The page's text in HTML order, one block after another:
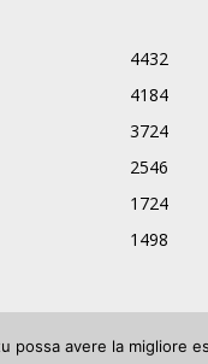
4432
4184
3724
2546
1724
1498
possa avere la migliore